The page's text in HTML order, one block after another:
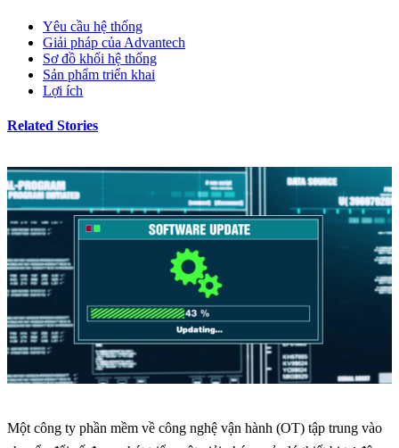
Yêu cầu hệ thống
Giải pháp của Advantech
Sơ đồ khối hệ thống
Sản phẩm triển khai
Lợi ích
Related Stories
Một công ty phần mềm về công nghệ vận hành (OT) tập trung vào